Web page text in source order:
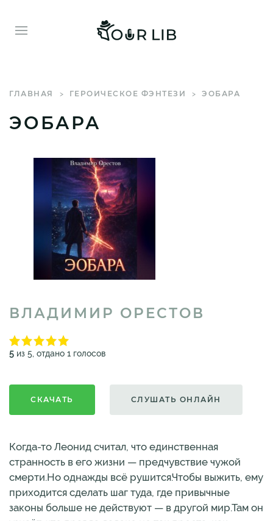
ГЛАВНАЯ ГЕРОИЧЕСКОЕ ФЭНТЕЗИ ЭОБАРА
ЭОБАРА
ВЛАДИМИР ОРЕСТОВ
5 из 5, отдано 1 голосов
СКАЧАТЬ СЛУШАТЬ ОНЛАЙН
Когда-то Леонид считал, что единственная
странность в его жизни — предчувствие чужой
смерти.Но однажды всё рушится.Чтобы выжить, ему
приходится сделать шаг туда, где привычные
законы больше не действуют — в другой мир.Там он